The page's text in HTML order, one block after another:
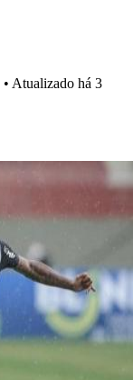
• Atualizado há 3